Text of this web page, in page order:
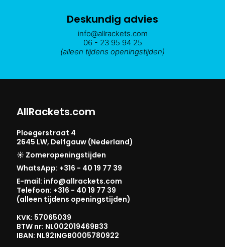
Deskundig advies
info@allrackets.com
06 - 23 95 94 25
(alleen tijdens openingstijden)
AllRackets.com
Ploegerstraat 4
2645 LW, Delfgauw (Nederland)
☀️ Zomeropeningstijden
WhatsApp: +316 - 40 19 77 39
E-mail: info@allrackets.com
Telefoon: +316 - 40 19 77 39
(alleen tijdens openingstijden)
KVK: 57065039
BTW nr: NL002019469B33
IBAN: NL92INGB0005780922